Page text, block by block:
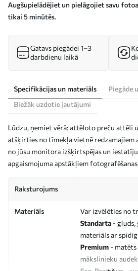
Augšupielādējiet un pielāgojiet savu
tikai 5 minūtēs.
Gatavs piegādei 1–3
darbdienu laikā
Specifikācijas un materiāls
Piegāde
Biežāk uzdotie jautājumi
Lūdzu, ņemiet vērā: attēloto preču attēli
atšķirties no tīmekļa vietnē redzamajiem
no jūsu monitora izšķirtspējas un
apgaismojuma apstākļiem
Raksturojums
Materiāls
Var izvēlēties no
Standarta - gluds,
materiāls ar
Premium - matēts
mākslinieku